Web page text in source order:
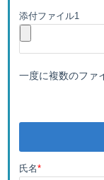
添付ファイル1
一度に複数のファ
氏名*